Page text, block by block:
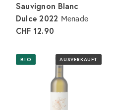
Sauvignon Blanc
Dulce 2022 Menade
CHF 12.90
AUSVERKAUFT
BIO